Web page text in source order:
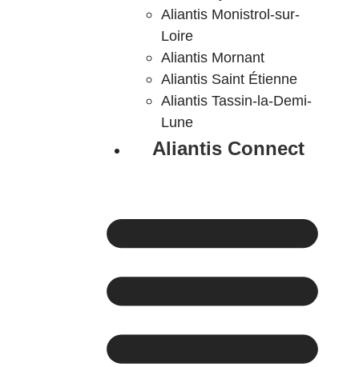
Aliantis Monistrol-sur-
Loire
Aliantis Mornant
Aliantis Saint Étienne
Aliantis Tassin-la-Demi-
Lune
Aliantis Connect